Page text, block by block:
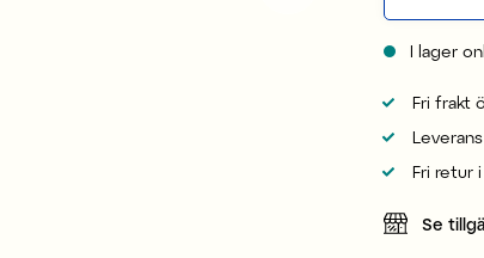
I lager
Fri frakt
Fri retur
Se